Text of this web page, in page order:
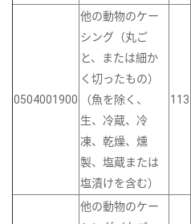
0504001900
他の動物のケー
シング（丸ご
と、または細か
く切ったもの）
（魚を除く、
生、冷蔵、冷
凍、乾燥、燻
製、塩蔵または
塩漬けを含む）
113
他の動物のケー